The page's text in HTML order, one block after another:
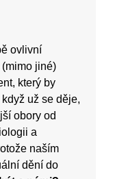
ovlivní
jiné)
který by
už se děje,
obory od
a
naším
dění do